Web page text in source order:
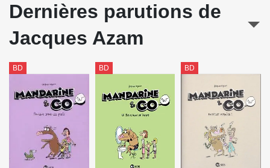
Dernières parutions de
Jacques Azam
BD BD BD